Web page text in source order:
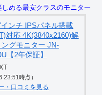
める最安クラスのモニター
ンチ IPSパネル搭載
対応 4K(3840x2160)解
グモニター JN-
【2年保証】
23:51時点）
・口コミを見る